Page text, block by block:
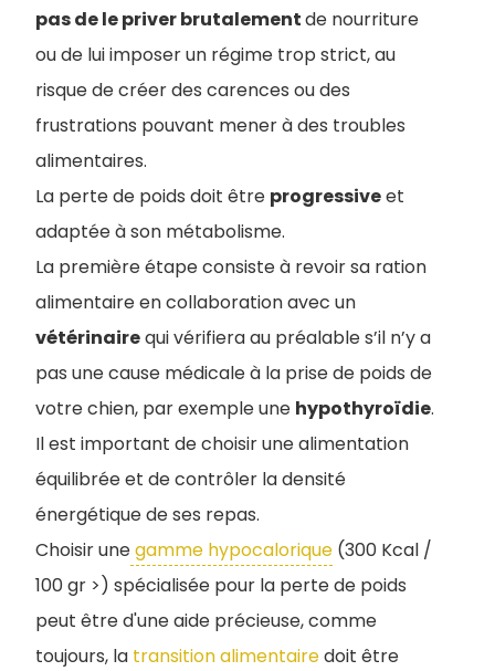
pas de le priver brutalementde nourriture
ou de lui imposer un régime trop strict, au
risque de créer des carences ou des
frustrations pouvant mener à des troubles
alimentaires.
La perte de poids doit être progressiveet
adaptée à son métabolisme.
La première étape consiste à revoir sa ration
alimentaire en collaboration avec un
vétérinairequi vérifiera au préalable s’il n’y a
pas une cause médicale à la prise de poids de
votre chien, par exemple une hypothyroïdie.
Il est important de choisir une alimentation
équilibrée et de contrôler la densité
énergétique de ses repas.
Choisir unegamme hypocalorique (300 Kcal /
100 gr >) spécialisée pour la perte de poids
peut être d'une aide précieuse, comme
toujours, la transition alimentairedoit être